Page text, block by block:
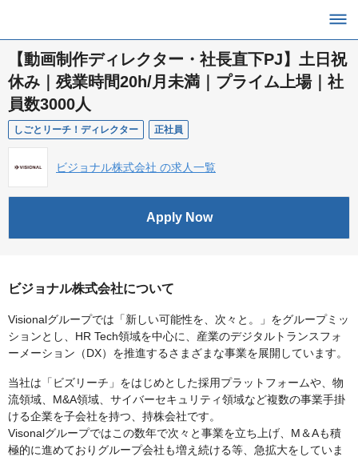
【動画制作ディレクター・社長直下PJ】土日祝
休み｜残業時間20h/月未満｜プライム上場｜社
員数3000人
しごとリーチ！ディレクター 正社員
ビジョナル株式会社 の求人一覧
Apply Now
ビジョナル株式会社について
Visionalグループでは「新しい可能性を、次々と。」をグループミッ
ションとし、HR Tech領域を中心に、産業のデジタルトランスフォ
ーメーション（DX）を推進するさまざまな事業を展開しています。
当社は「ビズリーチ」をはじめとした採用プラットフォームや、物
流領域、M&A領域、サイバーセキュリティ領域など複数の事業手掛
ける企業を子会社を持つ、持株会社です。
Visonalグループではこの数年で次々と事業を立ち上げ、M＆Aも積
極的に進めておりグループ会社も増え続ける等、急拡大をしていま